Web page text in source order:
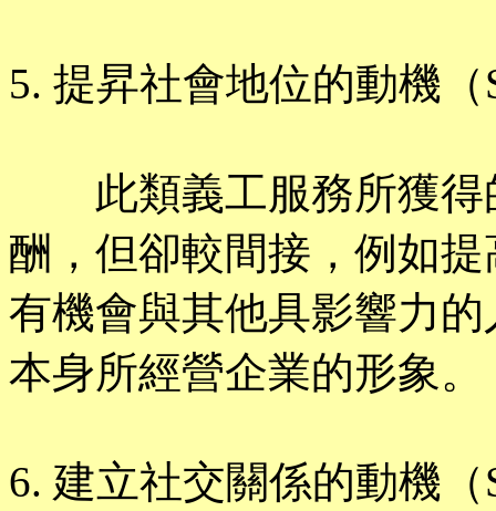
5. 提昇社會地位的動機（
此類義工服務所獲得
酬，但卻較間接，例如
有機會與其他具影響力
本身所經營企業的形象。
6. 建立社交關係的動機（